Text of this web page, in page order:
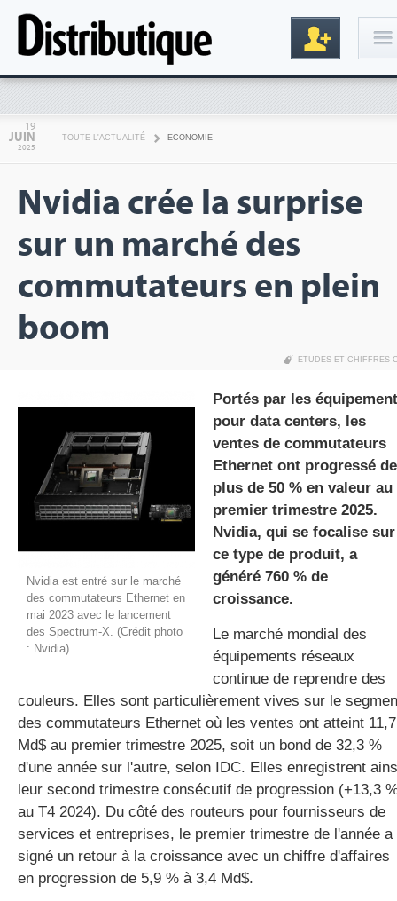
Inscription
gratuite
19
JUIN
2025
TOUTE L'ACTUALITÉ ECONOMIE
Nvidia crée la surprise
sur un marché des
commutateurs en plein
boom
ETUDES ET CHIFFRES
Nvidia est entré sur le marché
des commutateurs Ethernet en
mai 2023 avec le lancement
des Spectrum-X. (Crédit photo
: Nvidia)
Portés par les
pour data centers, les
ventes de commutateurs
Ethernet ont progressé de
plus de 50 % en valeur au
premier trimestre 2025.
Nvidia, qui se focalise sur
ce type de produit, a
généré 760 % de
croissance.
Le marché mondial des
équipements réseaux
continue de reprendre des
couleurs. Elles sont particulièrement vives sur le
des commutateurs Ethernet où les ventes ont atteint 11,7
Md$ au premier trimestre 2025, soit un bond de 32,3 %
d'une année sur l'autre, selon IDC. Elles enregistrent
leur second trimestre consécutif de progression (+13,3
au T4 2024). Du côté des routeurs pour fournisseurs de
services et entreprises, le premier trimestre de l'année a
signé un retour à la croissance avec un chiffre d'affaires
en progression de 5,9 % à 3,4 Md$.